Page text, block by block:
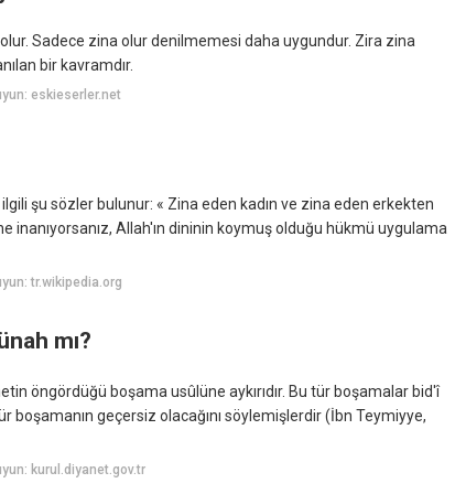
Sadece zina olur denilmemesi daha uygundur. Zira zina
bir kavramdır.
eskieserler.net
şu sözler bulunur: « Zina eden kadın ve zina eden erkekten
inanıyorsanız, Allah'ın dininin koymuş olduğu hükmü uygulama
tr.wikipedia.org
mı?
öngördüğü boşama usûlüne aykırıdır. Bu tür boşamalar bid'î
boşamanın geçersiz olacağını söylemişlerdir (İbn Teymiyye,
kurul.diyanet.gov.tr